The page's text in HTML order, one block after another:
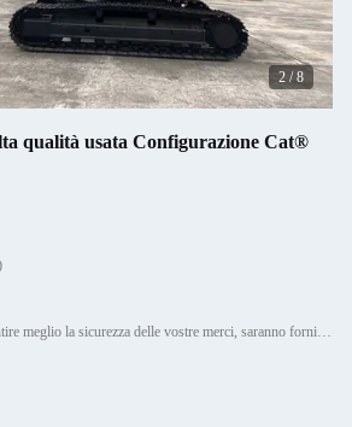
2 /8
qualità usata Configurazione Cat®
Imballaggi particolari: o garantire meglio la sicurezza delle vostre merci, saranno forniti servizi di imballaggio professio